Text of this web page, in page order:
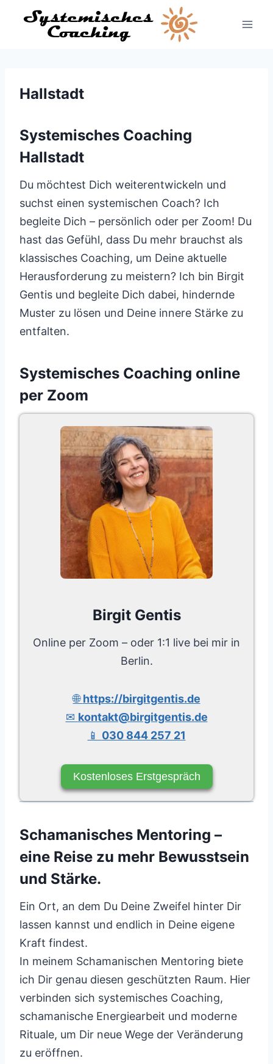
Inhalt
Hallstadt
Systemisches Coaching
Hallstadt
Du möchtest Dich weiterentwickeln und
suchst einen systemischen Coach? Ich
begleite Dich – persönlich oder per Zoom! Du
hast das Gefühl, dass Du mehr brauchst als
klassisches Coaching, um Deine aktuelle
Herausforderung zu meistern? Ich bin Birgit
Gentis und begleite Dich dabei, hindernde
Muster zu lösen und Deine innere Stärke zu
entfalten.
Systemisches Coaching online
per Zoom
Birgit Gentis
Online per Zoom – oder 1:1 live bei mir in
Berlin.
🌐https://birgitgentis.de
✉ kontakt@birgitgentis.de
📱 030 844 257 21
Kostenloses Erstgespräch
Schamanisches Mentoring –
eine Reise zu mehr Bewusstsein
und Stärke.
Ein Ort, an dem Du Deine Zweifel hinter Dir
lassen kannst und endlich in Deine eigene
Kraft findest.
In meinem Schamanischen Mentoring biete
ich Dir genau diesen geschützten Raum. Hier
verbinden sich systemisches Coaching,
schamanische Energiearbeit und moderne
Rituale, um Dir neue Wege der Veränderung
zu eröffnen.